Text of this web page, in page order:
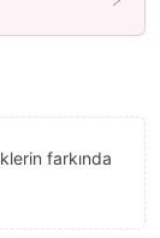
farkında